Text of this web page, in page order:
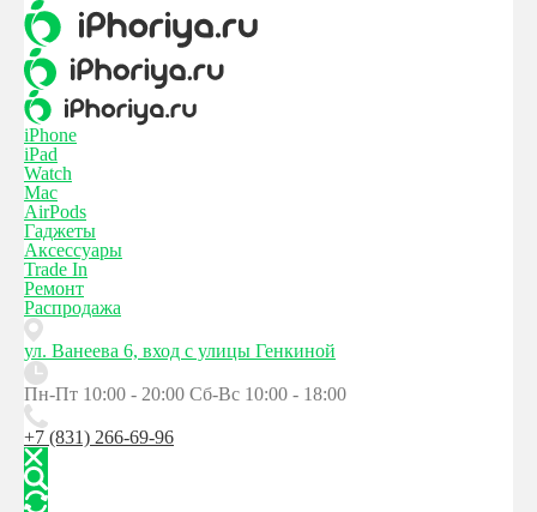
iPhone
iPad
Watch
Mac
AirPods
Гаджеты
Аксессуары
Trade In
Ремонт
Распродажа
ул. Ванеева 6, вход с улицы Генкиной
Пн-Пт 10:00 - 20:00 Сб-Вс 10:00 - 18:00
+7 (831) 266-69-96